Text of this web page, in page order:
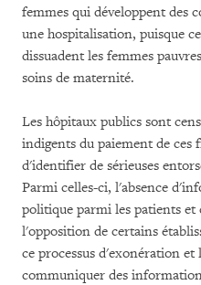
femmes qui développent des
une hospitalisation, puisque
dissuadent les femmes
soins de maternité.
Les hôpitaux publics sont
indigents du paiement de ces
d'identifier de sérieuses
Parmi celles-ci, l'absence
politique parmi les patients et
l'opposition de certains
ce processus d'exonération et
communiquer des